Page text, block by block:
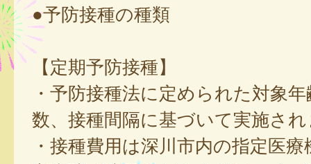
●予防接種の種類
【定期予防接種】
・予防接種法に定められた対象
数、接種間隔に基づいて実施さ
・接種費用は深川市内の指定医